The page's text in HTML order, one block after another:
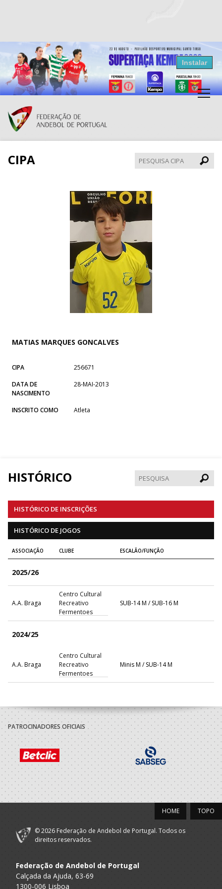
Resultados Andebol
Federação de Andebol de Portugal
Grátis - Disponivel na Play Store
Instalar
CIPA
CIPA
MATIAS MARQUES GONCALVES
CIPA
256671
DATA DE
NASCIMENTO
28-MAI-2013
INSCRITO COMO Atleta
HISTÓRICO
HISTÓRICO DE INSCRIÇÕES
HISTÓRICO DE JOGOS
ASSOCIAÇÃO CLUBE ESCALÃO/FUNÇÃO
2025/26
A.A. Braga
Centro Cultural
Recreativo
Fermentoes
SUB-14 M / SUB-16 M
2024/25
A.A. Braga
Centro Cultural
Recreativo
Fermentoes
Minis M / SUB-14 M
PATROCINADORES OFICIAIS
TOPO
HOME
© 2026 Federação de Andebol de Portugal. Todos os
direitos reservados.
Federação de Andebol de Portugal
Calçada da Ajuda, 63-69
1300-006 Lisboa